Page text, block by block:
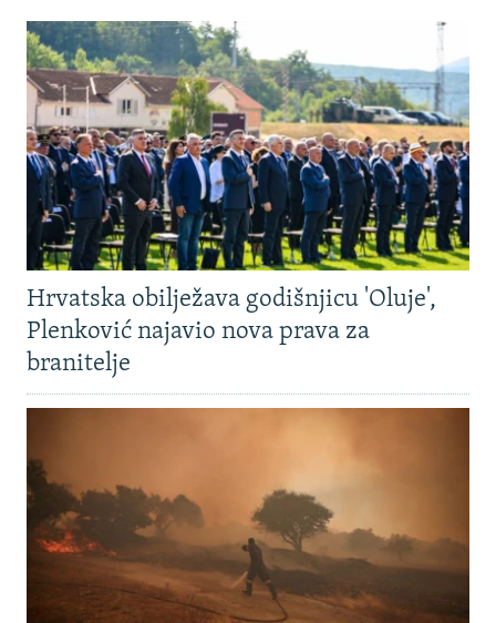
Hrvatska obilježava godišnjicu 'Oluje',
Plenković najavio nova prava za
branitelje